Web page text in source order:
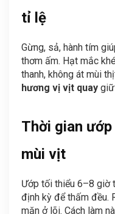
tỉ lệ
Gừng, sả, hành tím
thơm ấm. Hạt mắc
thanh, không át mùi
hương vị vịt quay
Thời gian
mùi vịt
Ướp tối thiểu 6–8 giờ
định kỳ để thấm đều.
mặn ở lõi. Cách làm